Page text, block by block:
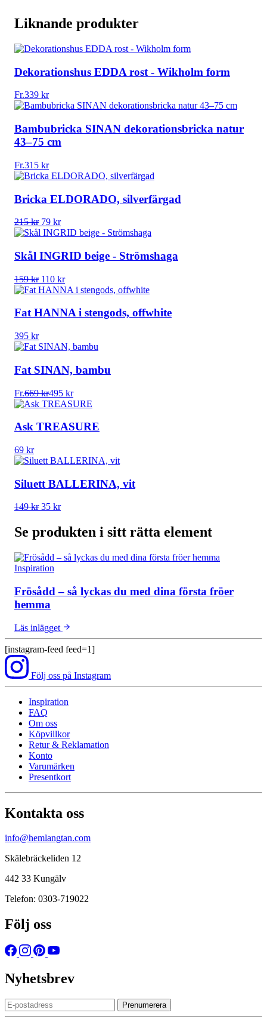
Liknande produkter
Dekorationshus EDDA rost - Wikholm form
Fr.339 kr
Bambubricka SINAN dekorationsbricka natur
43–75 cm
Fr.315 kr
Bricka ELDORADO, silverfärgad
215kr Det
ursprungliga
var:
215 kr.
79 krDet
nuvarande
är:
79 kr.
Skål INGRID beige - Strömshaga
159kr Det
ursprungliga
var:
110 krDet
nuvarande
är:
Fat HANNA i stengods, offwhite
395 kr
Fat SINAN, bambu
Fr.669kr495 kr
Ask TREASURE
69 kr
Siluett BALLERINA, vit
149kr Det
priset
var:
35 krDet
priset
är:
Se produkten i sitt rätta element
Inspiration
Frösådd – så lyckas du med dina första fröer
hemma
Läs inlägget
[instagram-feed feed=1]
Följ oss på Instagram
Inspiration
FAQ
Om oss
Köpvillkor
Retur & Reklamation
Konto
Varumärken
Presentkort
Kontakta oss
info@hemlangtan.com
Skälebräckeliden 12
442 33 Kungälv
Telefon: 0303-719022
Följ oss
Nyhetsbrev
Prenumerera